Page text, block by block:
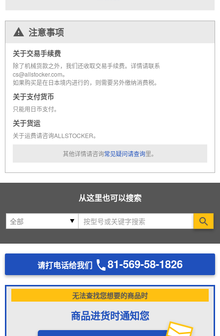
注意事项
关于交易手续费
除了机械货款之外，我们还收取交易手续费。详情请联系
cs@allstocker.com。
如果购买是在日本境内进行的，则需要另外缴纳消费税。
关于支付货币
只能用日币支付。
关于货运
关于运费请咨询ALLSTOCKER。
其他详情请咨询常见疑问请查询里。
从这里也可以搜索
请打电话给我们 81-569-58-1826
无法查找您想要的商品时
商品进货时通知您